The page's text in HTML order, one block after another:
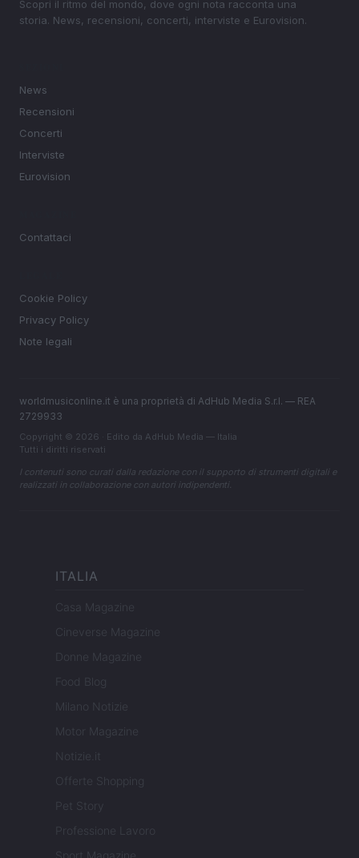
Scopri il ritmo del mondo, dove ogni nota racconta una
storia. News, recensioni, concerti, interviste e Eurovision.
News
Recensioni
Concerti
Interviste
Eurovision
Contattaci
Cookie Policy
Privacy Policy
Note legali
worldmusiconline.it è una proprietà di AdHub Media S.r.l. — REA
2729933
Copyright © 2026 · Edito da AdHub Media — Italia
Tutti i diritti riservati
I contenuti sono curati dalla redazione con il supporto di strumenti digitali e
realizzati in collaborazione con autori indipendenti.
ITALIA
Casa Magazine
Cineverse Magazine
Donne Magazine
Food Blog
Milano Notizie
Motor Magazine
Notizie.it
Offerte Shopping
Pet Story
Professione Lavoro